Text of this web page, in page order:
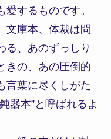
するものです。
文庫本、体裁は問
る、あのずっしり
きの、あの圧倒的
言葉に尽くしがた
器本”と呼ばれるよ